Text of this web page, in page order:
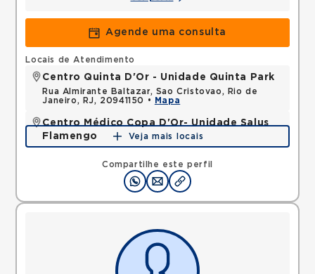
Agende uma consulta
Compartilhe este perfil
Locais de Atendimento
Centro Quinta D'Or - Unidade Quinta Park
Rua Almirante Baltazar, Sao Cristovao, Rio de
Janeiro, RJ, 20941150 •
Mapa
Centro Médico Copa D'Or- Unidade Salus
Flamengo
Rua Dois de Dezembro, Flamengo, Rio de Janeiro,
RJ, 22220040 •
Mapa
Veja mais locais